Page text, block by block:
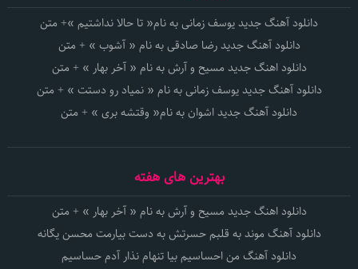
دانلود آهنگ جدید یوسف زمانی به نام« تا حالا نداشتیم »+ متن
دانلود آهنگ جدید رضا صادقی به نام « آشوب » + متن
دانلود اهنگ جدید مسیح و آرش به نام « آخر بهار » + متن
دانلود آهنگ جدید یوسف زمانی به نام « نمیاد رو دستت » + متن
دانلود آهنگ جدید اشوان به نام« وقتشه بری » + متن
بهترین های هفته
دانلود اهنگ جدید مسیح و آرش به نام « آخر بهار » + متن
دانلود آهنگ موند به قلبم حسرتش به دست بیارمت محسن یگانه
دانلود آهنگ من احساسیم بیا تنهام نذار آدم حساسیم